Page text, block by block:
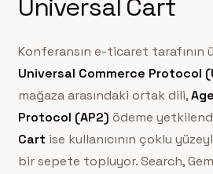
Universal Cart
Konferansın e-ticaret tarafının
Universal Commerce Protocol
mağaza arasındaki ortak dili,
Protocol (AP2) ödeme
Cart ise kullanıcının çoklu
bir sepete topluyor. Search,